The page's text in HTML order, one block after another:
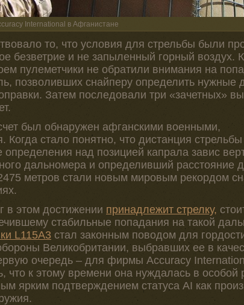
International в Афганистане
то, что условия для стрельбы были
безветрие и не запыленный горный воздух.
пулеметчики не обратили внимания на
позволивших снайперу определить нужные
Затем последовали три «зачетных»
был обнаружен афганскими военными,
стало понятно, что дистанция стрельбы
определения над позицией капрала завис
дальномера и определивший расстояние
метров стали новым мировым рекордом
в этом достижении принадлежит стрелку,
стабильные попадания на такой
L115A3 стал законным поводом для
Великобритании, выбравших ее в
очередь – для фирмы Accuracy
что к этому времени она нуждалась в особой
ярким подтверждением статуса AI как